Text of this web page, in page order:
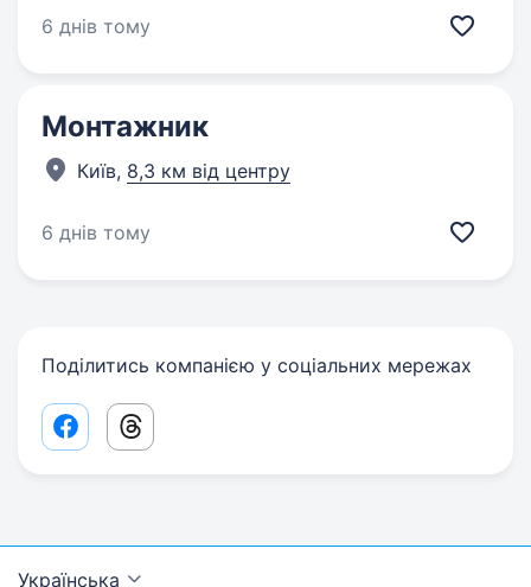
6 днів тому
Монтажник
Київ, 8,3 км від центру
6 днів тому
Поділитись компанією у соціальних мережах
Facebook share link
Threads share link
Українська